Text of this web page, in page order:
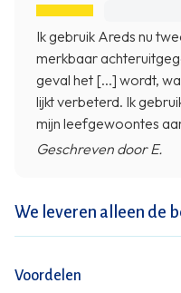
Ik gebruik Areds nu
merkbaar
geval het [...] wordt,
lijkt verbeterd. Ik
mijn leefgewoontes
Geschreven door E.
We leveren alleen de
Voordelen